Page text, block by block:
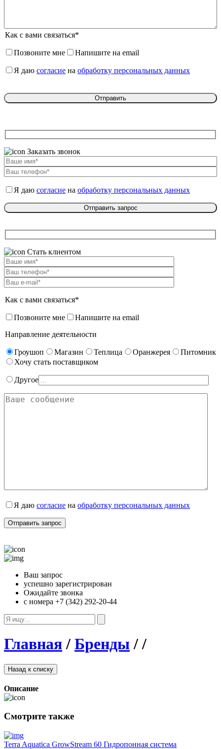
Как с вами связаться*
Позвоните мне Напишите на email
Я даю согласие на обработку персональных данных
Заказать звонок
Я даю согласие на обработку персональных данных
Стать клиентом
Как с вами связаться*
Позвоните мне
Напишите на email
Направление деятельности
Гроушоп Магазин Теплица Оранжерея
Питомник
Хочу стать поставщиком
Другое
Я даю согласие на обработку персональных данных
Ваш запрос
успешно зарегистрирован
Ожидайте звонка
с номера +7 (342) 292-20-44
Главная/ Бренды//
Назад к списку
Описание
Смотрите также
Terra Aquatica GrowStream 60 Гидропонная система